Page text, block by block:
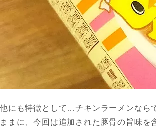
他にも特徴として…チキンラーメンなら
ままに、今回は追加された豚骨の旨味